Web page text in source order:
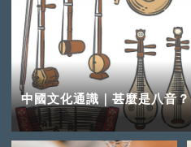
中國文化通識｜甚麼是八音？